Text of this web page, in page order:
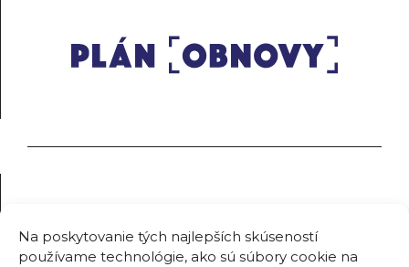
Na poskytovanie tých najlepších skúseností
používame technológie, ako sú súbory cookie na